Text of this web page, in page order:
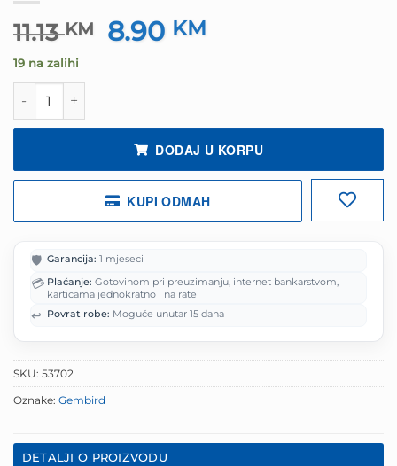
11.13KM
Izvorna
cijena
8.90 KM
19 na zalihi
Miš GEMBIRD MUSW-3B-01-MX, wireless, sorto količina
DODAJ U KORPU
KUPI ODMAH
🛡️ Garancija: 1 mjeseci
💳 Plaćanje: Gotovinom pri preuzimanju, internet bankarstvom,
karticama jednokratno i na rate
↩️ Povrat robe: Moguće unutar 15 dana
SKU: 53702
Oznake: Gembird
DETALJI O PROIZVODU